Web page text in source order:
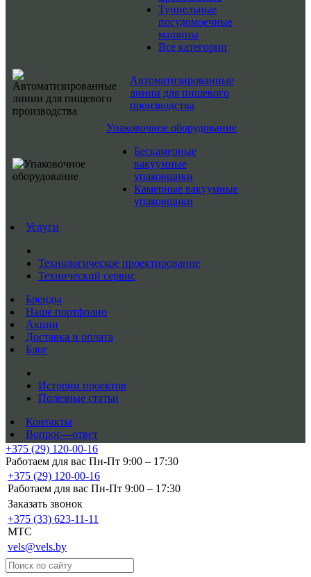
Туннельные
посудомоечные
машины
Все категории
Автоматизированные
линии для пищевого
производства
Упаковочное оборудование
Бескамерные
вакуумные
упаковщики
Камерные вакуумные
упаковщики
Услуги
Технологическое проектирование
Технический сервис
Бренды
Наше портфолио
Акции
Доставка и оплата
Блог
Истории проектов
Полезные статьи
Контакты
Вопрос—ответ
+375 (29) 120-00-16
Работаем для вас Пн-Пт 9:00 – 17:30
+375 (29) 120-00-16
Работаем для вас Пн-Пт 9:00 – 17:30
Заказать звонок
+375 (33) 623-11-11
MTC
vels@vels.by